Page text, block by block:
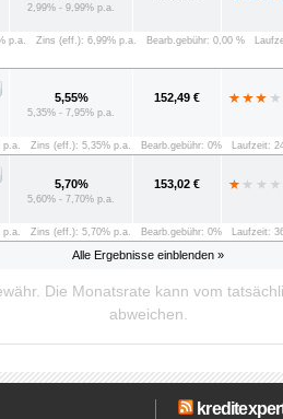
Alle Ergebnisse einblenden »
2,99% - 9,99% p.a.
p.a. Zins (eff.): 6,99% p.a. Bearb.gebühr: 0,00 %
5,55%
5,35% - 7,95% p.a.
152,49 €
p.a. Zins (eff.): 5,35% p.a. Bearb.gebühr: 0% Laufzeit:
5,70%
5,60% - 7,70% p.a.
153,02 €
p.a. Zins (eff.): 5,70% p.a. Bearb.gebühr: 0% Laufzeit:
Die Monatsrate kann vom
abweichen.